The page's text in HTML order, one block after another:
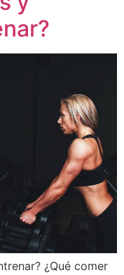
¿Qué comer